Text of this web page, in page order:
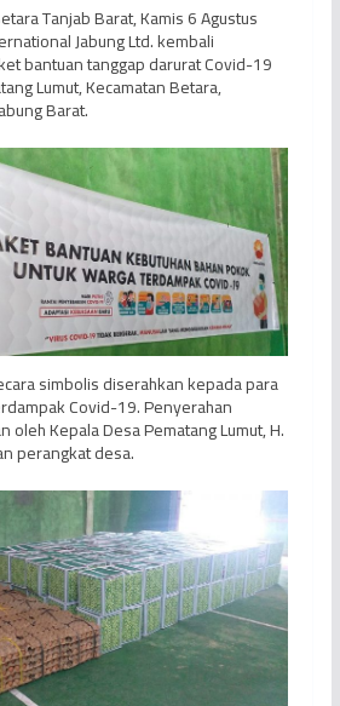
Tanjab Barat, Kamis 6 Agustus
Jabung Ltd. kembali
bantuan tanggap darurat Covid-19
Lumut, Kecamatan Betara,
Barat.
simbolis diserahkan kepada para
Covid-19. Penyerahan
oleh Kepala Desa Pematang Lumut, H.
perangkat desa.